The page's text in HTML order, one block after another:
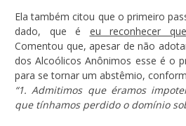
Ela também citou que o primeiro
dado, que é eu reconhecer
Comentou que, apesar de não
dos Alcoólicos Anônimos esse é o
para se tornar um abstêmio,
“1. Admitimos que éramos
que tínhamos perdido o domínio